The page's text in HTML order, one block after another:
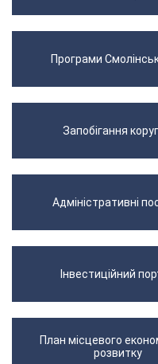
Програми
Запобігання
Адміністративні
Інвестиційний
План місцевого
розвитку